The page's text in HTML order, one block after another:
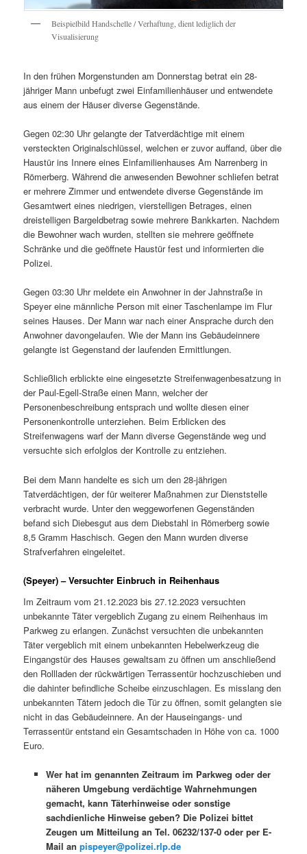
Beispielbild Handschelle / Verhaftung, dient lediglich der
Visualisierung
In den frühen Morgenstunden am Donnerstag betrat ein 28-
jähriger Mann unbefugt zwei Einfamilienhäuser und entwendete
aus einem der Häuser diverse Gegenstände.
Gegen 02:30 Uhr gelangte der Tatverdächtige mit einem
versteckten Originalschlüssel, welchen er zuvor auffand, über die
Haustür ins Innere eines Einfamilienhauses Am Narrenberg in
Römerberg. Während die anwesenden Bewohner schliefen betrat
er mehrere Zimmer und entwendete diverse Gegenstände im
Gesamtwert eines niedrigen, vierstelligen Betrages, einen
dreistelligen Bargeldbetrag sowie mehrere Bankkarten. Nachdem
die Bewohner wach wurden, stellten sie mehrere geöffnete
Schränke und die geöffnete Haustür fest und informierten die
Polizei.
Gegen 03:30 Uhr meldete ein Anwohner in der Jahnstraße in
Speyer eine männliche Person mit einer Taschenlampe im Flur
seines Hauses. Der Mann war nach einer Ansprache durch den
Anwohner davongelaufen. Wie der Mann ins Gebäudeinnere
gelangte ist Gegenstand der laufenden Ermittlungen.
Schließlich erblickte eine eingesetzte Streifenwagenbesatzung in
der Paul-Egell-Straße einen Mann, welcher der
Personenbeschreibung entsprach und wollte diesen einer
Personenkontrolle unterziehen. Beim Erblicken des
Streifenwagens warf der Mann diverse Gegenstände weg und
versuchte sich erfolglos der Kontrolle zu entziehen.
Bei dem Mann handelte es sich um den 28-jährigen
Tatverdächtigen, der für weiterer Maßnahmen zur Dienststelle
verbracht wurde. Unter den weggeworfenen Gegenständen
befand sich Diebesgut aus dem Diebstahl in Römerberg sowie
8,5 Gramm Haschisch. Gegen den Mann wurden diverse
Strafverfahren eingeleitet.
(Speyer) – Versuchter Einbruch in Reihenhaus
Im Zeitraum vom 21.12.2023 bis 27.12.2023 versuchten
unbekannte Täter vergeblich Zugang zu einem Reihenhaus im
Parkweg zu erlangen. Zunächst versuchten die unbekannten
Täter vergeblich mit einem unbekannten Hebelwerkzeug die
Eingangstür des Hauses gewaltsam zu öffnen um anschließend
den Rollladen der rückwärtigen Terrassentür hochzuschieben und
die dahinter befindliche Scheibe einzuschlagen. Es misslang den
unbekannten Tätern jedoch die Tür zu öffnen, somit gelangten sie
nicht in das Gebäudeinnere. An der Hauseingangs- und
Terrassentür entstand ein Gesamtschaden in Höhe von ca. 1000
Euro.
Wer hat im genannten Zeitraum im Parkweg oder der
näheren Umgebung verdächtige Wahrnehmungen
gemacht, kann Täterhinweise oder sonstige
sachdienliche Hinweise geben? Die Polizei bittet
Zeugen um Mitteilung an Tel. 06232/137-0 oder per E-
Mail an pispeyer@polizei.rlp.de